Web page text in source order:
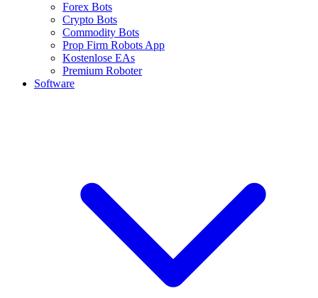
Forex Bots
Crypto Bots
Commodity Bots
Prop Firm Robots App
Kostenlose EAs
Premium Roboter
Software